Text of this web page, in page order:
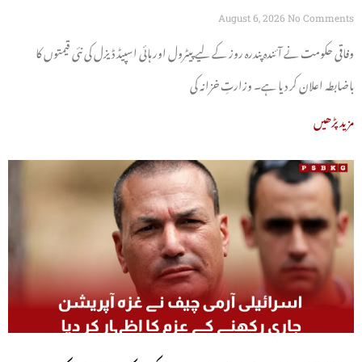
August 6, 2026 No Comments
وفاقی حکومت نے آئندہ پندرہ روز کے لیے پیٹرول اور ہائی اسپیڈ ڈیزل کی نئی قیمتوں کا
باضابطہ اعلان کر دیا ہے۔ وزارتِ خزانہ کی
مزید پڑھیں